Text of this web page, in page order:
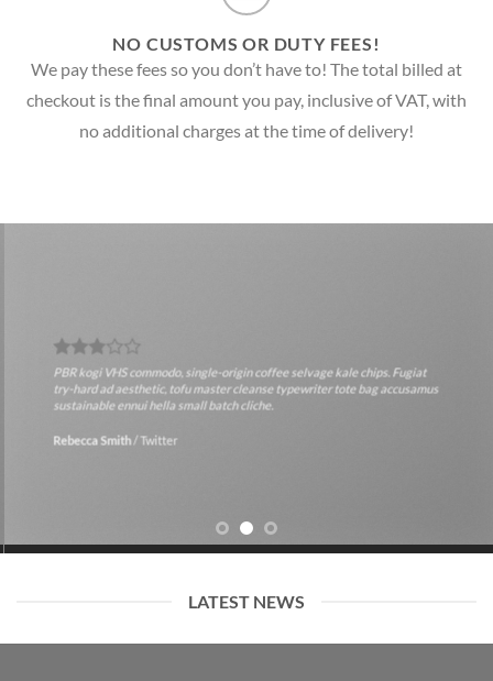
NO CUSTOMS OR DUTY FEES!
We pay these fees so you don’t have to! The total billed at
checkout is the final amount you pay, inclusive of VAT, with
no additional charges at the time of delivery!
PBR kogi VHS commodo, single-origin coffee selvage kale chips. Fugiat
try-hard ad aesthetic, tofu master cleanse typewriter tote bag accusamus
sustainable ennui hella small batch cliche.
Rebecca Smith/Twitter
LATEST NEWS